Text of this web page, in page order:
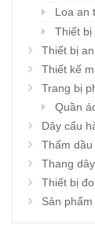
Loa an
Thiết bị
Thiết bị
Thiết kế
Trang bị
Quần
Dây cẩu
Thấm
Thang
Thiết bị
Sản